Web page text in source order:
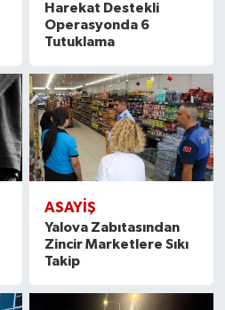
Harekat Destekli
Operasyonda 6
Tutuklama
ASAYİŞ
Yalova Zabıtasından
Zincir Marketlere Sıkı
Takip